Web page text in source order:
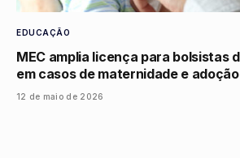
EDUCAÇÃO
MEC amplia licença para bolsistas
em casos de maternidade e adoção
12 de maio de 2026